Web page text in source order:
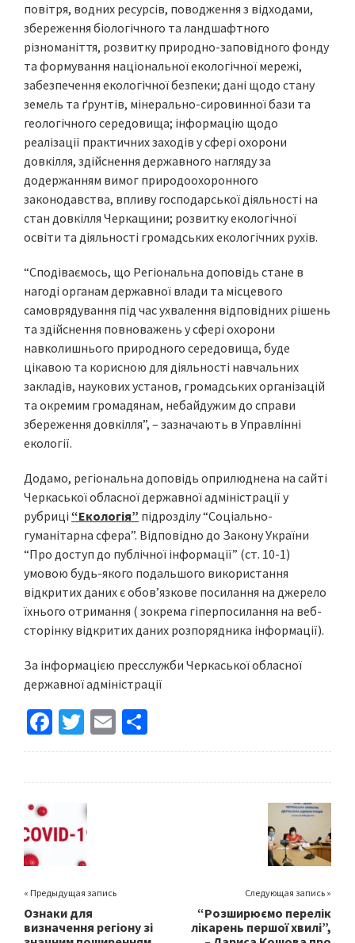
повітря, водних ресурсів, поводження з відходами,
збереження біологічного та ландшафтного
різноманіття, розвитку природно-заповідного фонду
та формування національної екологічної мережі,
забезпечення екологічної безпеки; дані щодо стану
земель та ґрунтів, мінерально-сировинної бази та
геологічного середовища; інформацію щодо
реалізації практичних заходів у сфері охорони
довкілля, здійснення державного нагляду за
додержанням вимог природоохоронного
законодавства, впливу господарської діяльності на
стан довкілля Черкащини; розвитку екологічної
освіти та діяльності громадських екологічних рухів.
“Сподіваємось, що Регіональна доповідь стане в
нагоді органам державної влади та місцевого
самоврядування під час ухвалення відповідних рішень
та здійснення повноважень у сфері охорони
навколишнього природного середовища, буде
цікавою та корисною для діяльності навчальних
закладів, наукових установ, громадських організацій
та окремим громадянам, небайдужим до справи
збереження довкілля”, – зазначають в Управлінні
екології.
Додамо, регіональна доповідь оприлюднена на сайті
Черкаської обласної державної адміністрації у
рубриці “Екологія” підрозділу “Соціально-
гуманітарна сфера”. Відповідно до Закону України
“Про доступ до публічної інформації” (ст. 10-1)
умовою будь-якого подальшого використання
відкритих даних є обов’язкове посилання на джерело
їхнього отримання ( зокрема гіперпосилання на веб-
сторінку відкритих даних розпорядника інформації).
За інформацією пресслужби Черкаської обласної
державної адміністрації
Fa
ce
o
k
T
wi
er
E
m h
« Предыдущая запись
Ознаки для
визначення регіону зі
Следующая запись »
“Розширюємо перелік
лікарень першої хвилі”,